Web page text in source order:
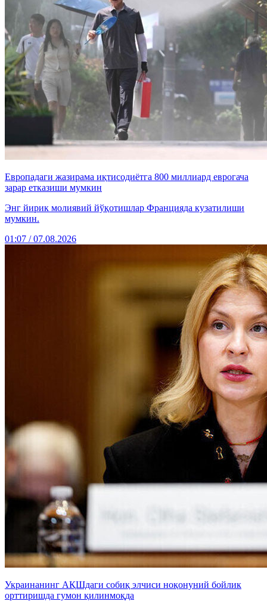
Европадаги жазирама иқтисодиётга 800 миллиард еврогача
зарар етказиши мумкин
Энг йирик молиявий йўқотишлар Францияда кузатилиши
мумкин.
01:07 / 07.08.2026
Украинанинг АҚШдаги собиқ элчиси ноқонуний бойлик
орттиришда гумон қилинмоқда